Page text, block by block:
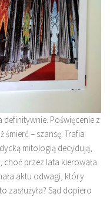
definitywnie. Poświęcenie z
śmierć – szansę. Trafia
mitologią decydują,
choć przez lata kierowała
aktu odwagi, który
zasłużyła? Sąd dopiero